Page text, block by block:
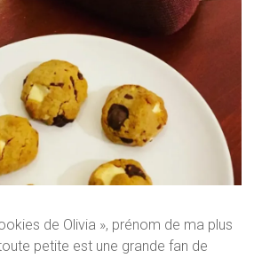
de Olivia », prénom de ma plus
petite est une grande fan de